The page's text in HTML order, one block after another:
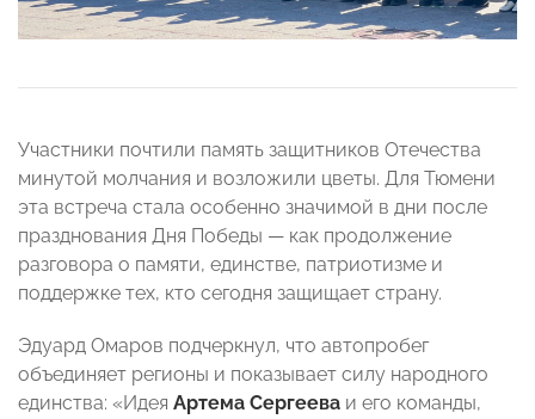
Участники почтили память защитников Отечества
минутой молчания и возложили цветы. Для Тюмени
эта встреча стала особенно значимой в дни после
празднования Дня Победы — как продолжение
разговора о памяти, единстве, патриотизме и
поддержке тех, кто сегодня защищает страну.
Эдуард Омаров подчеркнул, что автопробег
объединяет регионы и показывает силу народного
единства: «Идея Артема Сергеева и его команды,